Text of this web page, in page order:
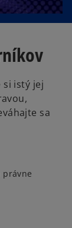
si istý jej
sa
právne